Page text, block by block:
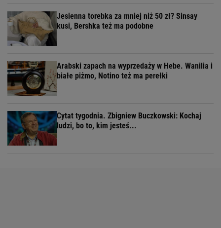
Jesienna torebka za mniej niż 50 zł? Sinsay
kusi, Bershka też ma podobne
Arabski zapach na wyprzedaży w Hebe. Wanilia i
białe piżmo, Notino też ma perełki
Cytat tygodnia. Zbigniew Buczkowski: Kochaj
ludzi, bo to, kim jesteś...